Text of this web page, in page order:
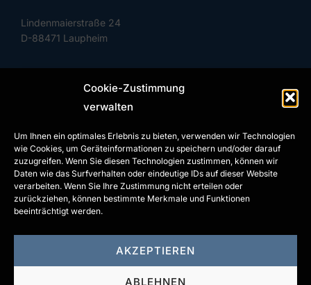
Cookie-Zustimmung
verwalten
Um Ihnen ein optimales Erlebnis zu bieten, verwenden wir Technologien
wie Cookies, um Geräteinformationen zu speichern und/oder darauf
zuzugreifen. Wenn Sie diesen Technologien zustimmen, können wir
Daten wie das Surfverhalten oder eindeutige IDs auf dieser Website
verarbeiten. Wenn Sie Ihre Zustimmung nicht erteilen oder
zurückziehen, können bestimmte Merkmale und Funktionen
beeinträchtigt werden.
AKZEPTIEREN
ABLEHNEN
Lindenmaierstraße 24
D-88471 Laupheim
Phone: +49 (0) 7392 97799-0
Fax: +49 (0) 7392 97799-29
info@gl-innotec.com
www.gl-innotec.com
IMPRINT